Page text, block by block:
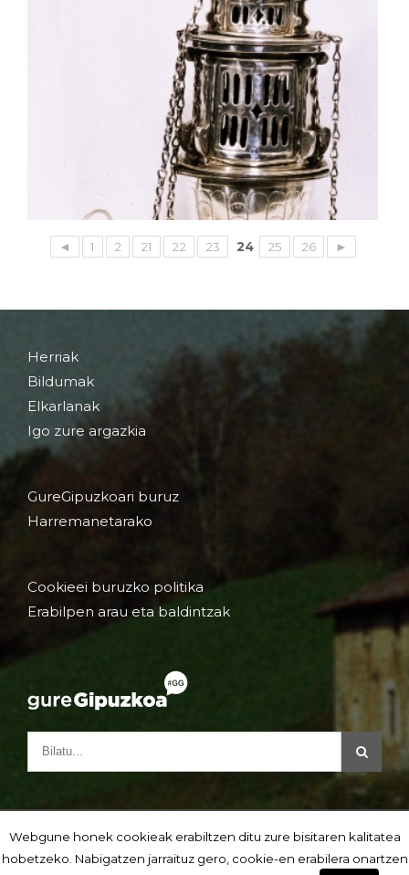
◄ 1 2 21 22 23 24 25 26 ►
Herriak
Bildumak
Elkarlanak
Igo zure argazkia
GureGipuzkoari buruz
Harremanetarako
Cookieei buruzko politika
Erabilpen arau eta baldintzak
Webgune honek cookieak erabiltzen ditu zure bisitaren kalitatea
hobetzeko. Nabigatzen jarraituz gero, cookie-en erabilera onartzen